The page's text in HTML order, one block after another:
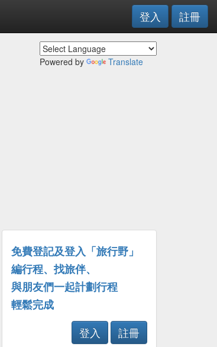
登入 註冊
Powered by Translate
免費登記及登入「旅行野」
編行程、找旅伴、
與朋友們一起計劃行程
輕鬆完成
登入
註冊